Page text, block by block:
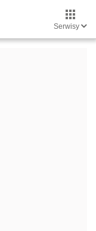
Serwisy